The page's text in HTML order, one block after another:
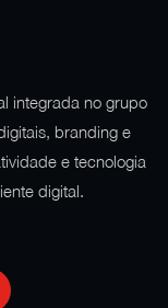
integrada no grupo
branding e
e tecnologia
digital.